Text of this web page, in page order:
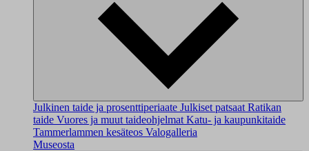
Julkinen taide ja prosenttiperiaate Julkiset patsaat Ratikan
taide Vuores ja muut taideohjelmat Katu- ja kaupunkitaide
Tammerlammen kesäteos Valogalleria
Museosta